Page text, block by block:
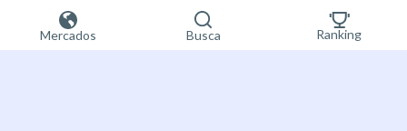
Mercados Busca Ranking